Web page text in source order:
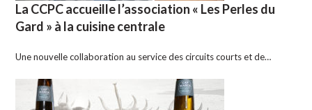
La CCPC accueille l’association « Les Perles du
Gard » à la cuisine centrale
Une nouvelle collaboration au service des circuits courts et de…